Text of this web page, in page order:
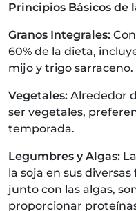
Principios Básicos de
Granos Integrales:
60% de la dieta,
mijo y trigo sarraceno.
Vegetales: Alrededor
ser vegetales,
temporada.
Legumbres y Algas:
la soja en sus
junto con las algas,
proporcionar